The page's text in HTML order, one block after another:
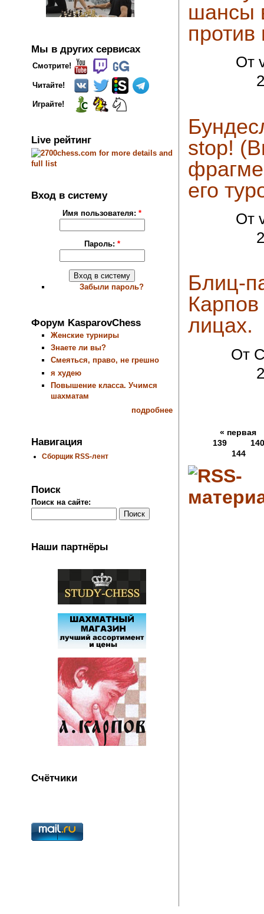
Мы в других сервисах
Смотрите!
Читайте!
Играйте!
Live рейтинг
Вход в систему
Имя пользователя:*
Пароль: *
Забыли пароль?
Форум KasparovChess
Женские турниры
Знаете ли вы?
Смеяться, право, не грешно
я худею
Повышение класса. Учимся
шахматам
подробнее
Навигация
Сборщик RSS-лент
Поиск
Поиск на сайте:
Наши партнёры
Счётчики
шансы
От
stop!
его
От
Блиц-
лицах.
От
« первая
139
140
144